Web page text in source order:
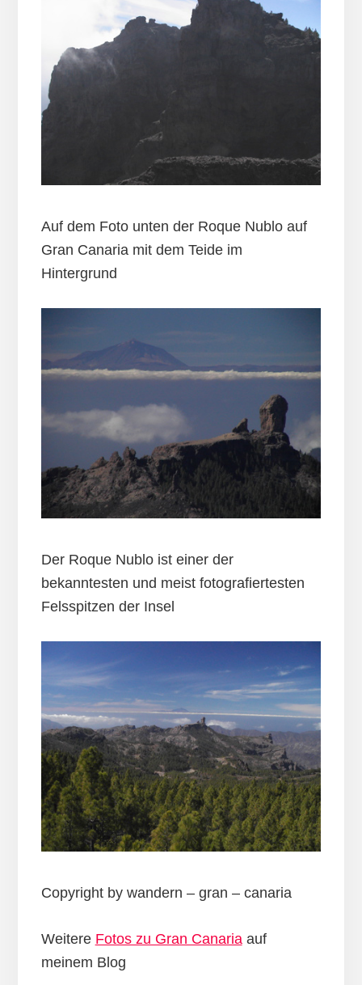
Auf dem Foto unten der Roque Nublo auf
Gran Canaria mit dem Teide im
Hintergrund
Der Roque Nublo ist einer der
bekanntesten und meist fotografiertesten
Felsspitzen der Insel
Copyright by wandern – gran – canaria
Weitere Fotos zu Gran Canariaauf
meinem Blog